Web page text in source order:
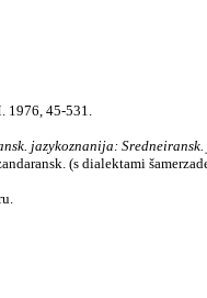
1976, 45-531.
jazykoznanija:
(s dialektami